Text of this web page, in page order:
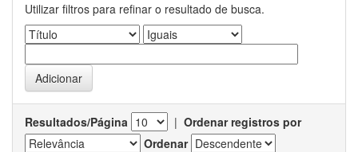
Utilizar filtros para refinar o resultado de busca.
Resultados/Página | Ordenar registros por
Ordenar